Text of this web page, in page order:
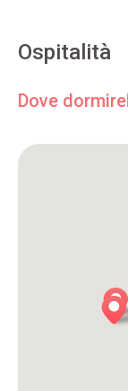
Ospitalità
Dove dormire